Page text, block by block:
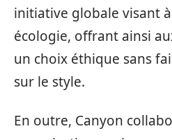
initiative globale visant
écologie, offrant ainsi
un choix éthique sans
sur le style.
En outre, Canyon